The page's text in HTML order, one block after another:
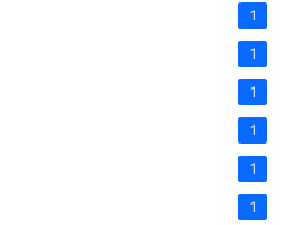
1
1
1
1
1
1